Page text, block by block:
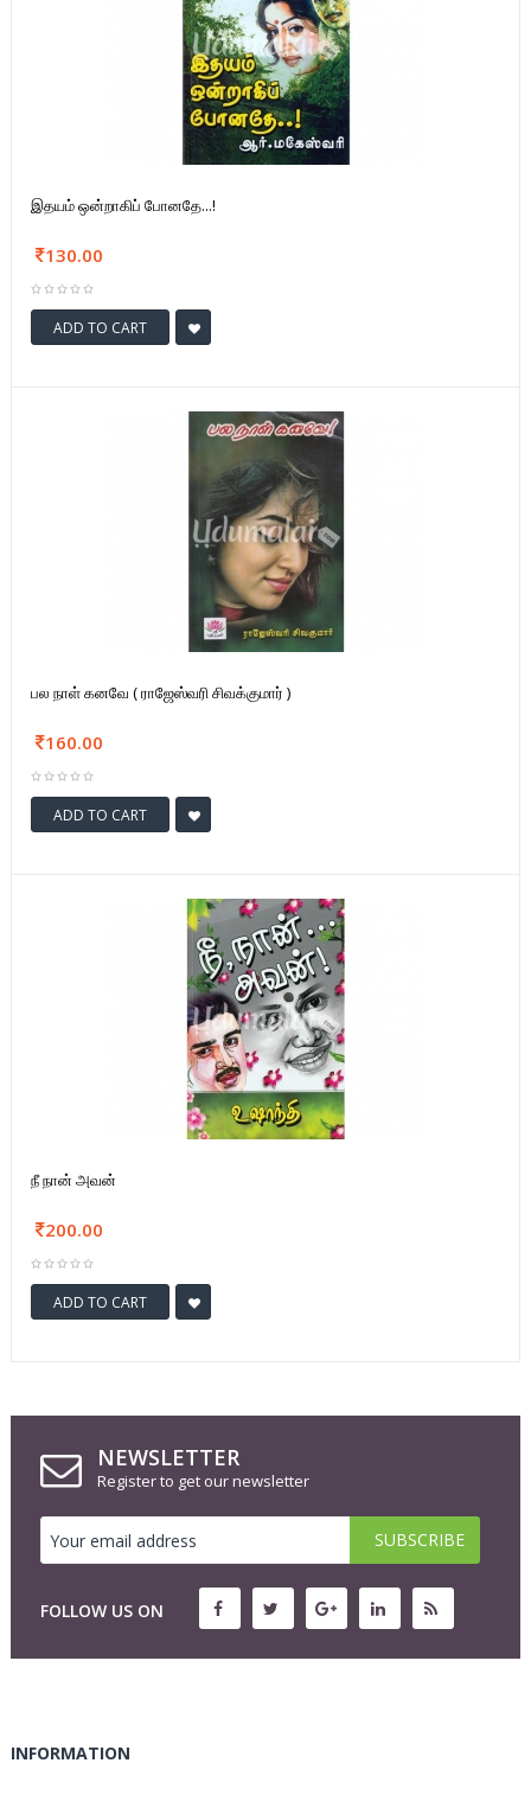
இதயம் ஒன்றாகிப் போனதே...!
130.00
ADD TO CART
பல நாள் கனவே ( ராஜேஸ்வரி சிவக்குமார் )
160.00
ADD TO CART
நீ நான் அவன்
200.00
ADD TO CART
NEWSLETTER
Register to get our newsletter
FOLLOW US ON
INFORMATION